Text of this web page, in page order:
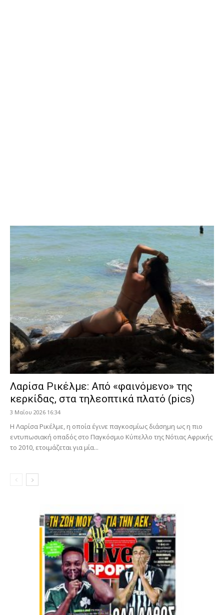
Λαρίσα Ρικέλμε: Από «φαινόμενο» της
κερκίδας, στα τηλεοπτικά πλατό (pics)
3 Μαΐου 2026 16:34
Η Λαρίσα Ρικέλμε, η οποία έγινε παγκοσμίως διάσημη ως η πιο
εντυπωσιακή οπαδός στο Παγκόσμιο Κύπελλο της Νότιας Αφρικής
το 2010, ετοιμάζεται για μία...